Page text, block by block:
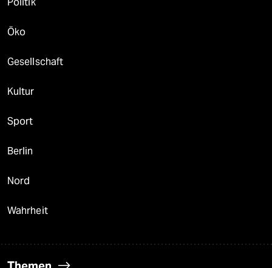
Politik
Öko
Gesellschaft
Kultur
Sport
Berlin
Nord
Wahrheit